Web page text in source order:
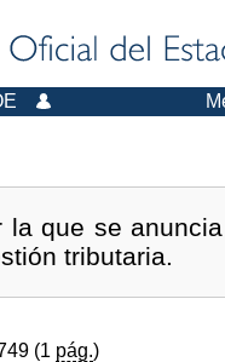
la que se
tributaria.
(1 pág.)